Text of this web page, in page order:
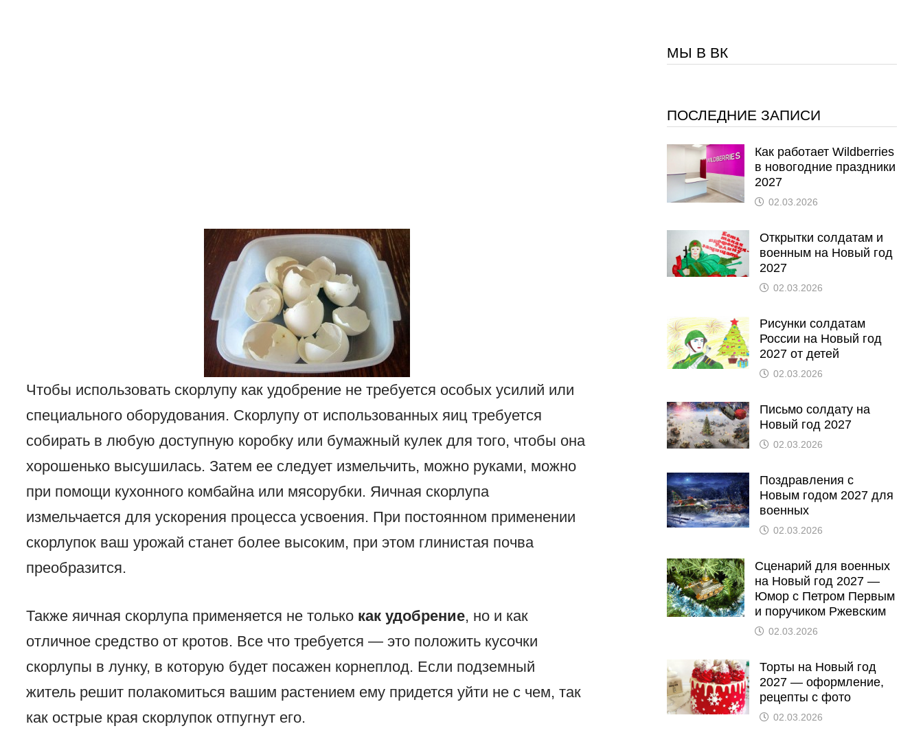
Чтобы использовать скорлупу как удобрение не требуется особых усилий или
специального оборудования. Скорлупу от использованных яиц требуется
собирать в любую доступную коробку или бумажный кулек для того, чтобы она
хорошенько высушилась. Затем ее следует измельчить, можно руками, можно
при помощи кухонного комбайна или мясорубки. Яичная скорлупа
измельчается для ускорения процесса усвоения. При постоянном применении
скорлупок ваш урожай станет более высоким, при этом глинистая почва
преобразится.
Также яичная скорлупа применяется не только как удобрение, но и как
отличное средство от кротов. Все что требуется — это положить кусочки
скорлупы в лунку, в которую будет посажен корнеплод. Если подземный
житель решит полакомиться вашим растением ему придется уйти не с чем, так
как острые края скорлупок отпугнут его.
МЫ В ВК
ПОСЛЕДНИЕ ЗАПИСИ
Как работает Wildberries
в новогодние праздники
2027
02.03.2026
Открытки солдатам и
военным на Новый год
2027
02.03.2026
Рисунки солдатам
России на Новый год
2027 от детей
02.03.2026
Письмо солдату на
Новый год 2027
02.03.2026
Поздравления с
Новым годом 2027 для
военных
02.03.2026
Сценарий для военных
на Новый год 2027 —
Юмор с Петром Первым
и поручиком Ржевским
02.03.2026
Торты на Новый год
2027 — оформление,
рецепты с фото
02.03.2026